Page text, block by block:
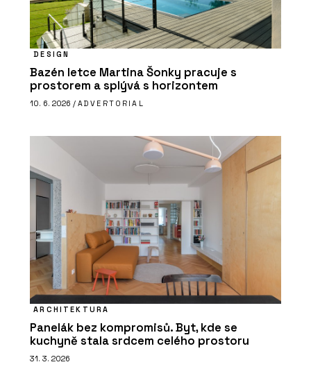
DESIGN
Bazén letce Martina Šonky pracuje s
prostorem a splývá s horizontem
10. 6. 2026 / ADVERTORIAL
ARCHITEKTURA
Panelák bez kompromisů. Byt, kde se
kuchyně stala srdcem celého prostoru
31. 3. 2026